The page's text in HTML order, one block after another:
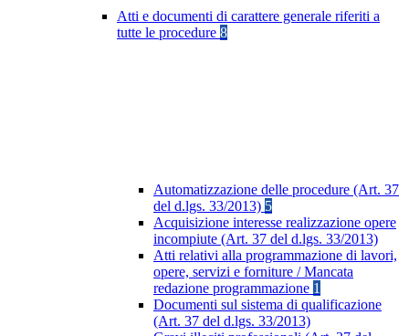
Atti e documenti di carattere generale riferiti a
tutte le procedure 8
Automatizzazione delle procedure (Art. 37
del d.lgs. 33/2013) 5
Acquisizione interesse realizzazione opere
incompiute (Art. 37 del d.lgs. 33/2013)
Atti relativi alla programmazione di lavori,
opere, servizi e forniture / Mancata
redazione programmazione 1
Documenti sul sistema di qualificazione
(Art. 37 del d.lgs. 33/2013)